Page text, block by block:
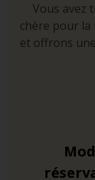
par des lignes
sites
–
parfaitement
Cala Comte
–
Vous avez
chère pour la
et offrons